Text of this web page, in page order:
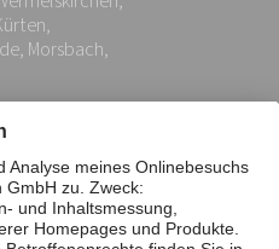
Morsbach,
Stiftung